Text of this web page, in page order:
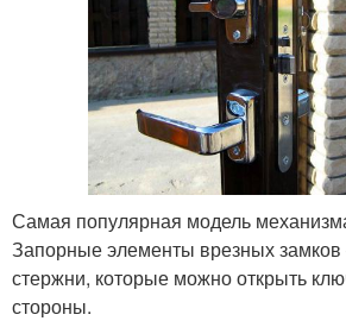
Самая популярная модель
Запорные элементы врезных замков
стержни, которые можно открыть
стороны.